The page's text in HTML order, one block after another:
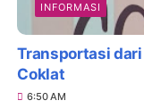
INFORMASI
Transportasi
Coklat
6:50 AM